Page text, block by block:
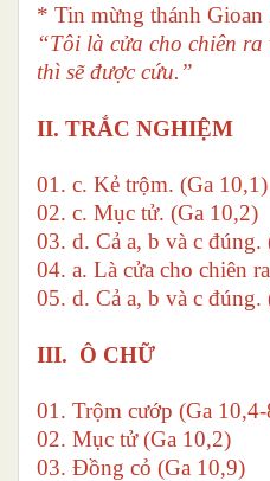
* Tin mừng thánh Gioan
“Tôi là cửa cho chiên ra
thì sẽ được cứu.”
II. TRẮC NGHIỆM
01. c. Kẻ trộm. (Ga 10,1)
02. c. Mục tử. (Ga 10,2)
03. d. Cả a, b và c đúng.
04. a. Là cửa cho chiên
05. d. Cả a, b và c đúng.
III. Ô CHỮ
01. Trộm cướp (Ga
02. Mục tử (Ga 10,2)
03. Đồng cỏ (Ga 10,9)